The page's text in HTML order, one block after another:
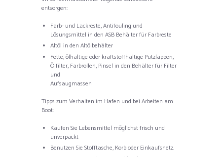
entsorgen:
Farb- und Lackreste, Antifouling und
Lösungsmittel in den ASB Behälter für Farbreste
Altöl in den Altölbehälter
Fette, ölhaltige oder kraftstoffhaltige Putzlappen,
Ölfilter, Farbrollen, Pinsel in den Behälter für Filter
und
Aufsaugmassen
Tipps zum Verhalten im Hafen und bei Arbeiten am
Boot:
Kaufen Sie Lebensmittel möglichst frisch und
unverpackt
Benutzen Sie Stofftasche, Korb oder Einkaufsnetz.